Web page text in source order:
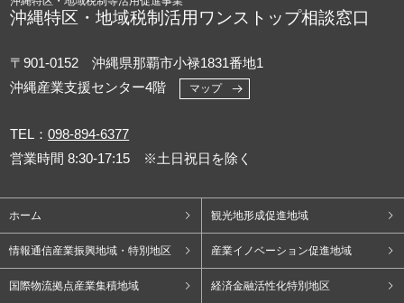
沖縄特区・地域税制活用ワンストップ相談窓口
〒901-0152 沖縄県那覇市小禄1831番地1
沖縄産業支援センター4階
マップ
TEL：098-894-6377
営業時間 8:30-17:15 ※土日祝日を除く
ホーム 観光地形成促進地域
情報通信産業振興地域・特別地区 産業イノベーション促進地域
国際物流拠点産業集積地域 経済金融活性化特別地区